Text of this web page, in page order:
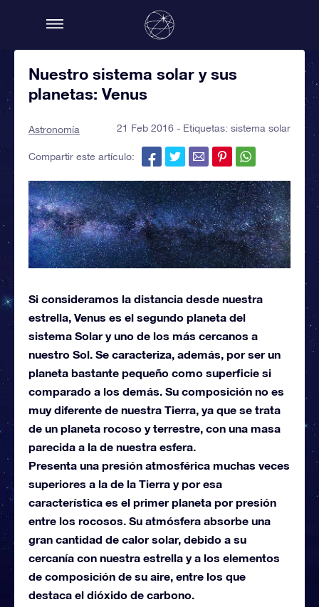
Nuestro sistema solar y sus
planetas: Venus
Astronomía 21 Feb 2016 - Etiquetas: sistema solar
Compartir este artículo:
Si consideramos la distancia desde nuestra
estrella, Venus es el segundo planeta del
sistema Solar y uno de los más cercanos a
nuestro Sol. Se caracteriza, además, por ser un
planeta bastante pequeño como superficie si
comparado a los demás. Su composición no es
muy diferente de nuestra Tierra, ya que se trata
de un planeta rocoso y terrestre, con una masa
parecida a la de nuestra esfera.
Presenta una presión atmosférica muchas veces
superiores a la de la Tierra y por esa
característica es el primer planeta por presión
entre los rocosos. Su atmósfera absorbe una
gran cantidad de calor solar, debido a su
cercanía con nuestra estrella y a los elementos
de composición de su aire, entre los que
destaca el dióxido de carbono.